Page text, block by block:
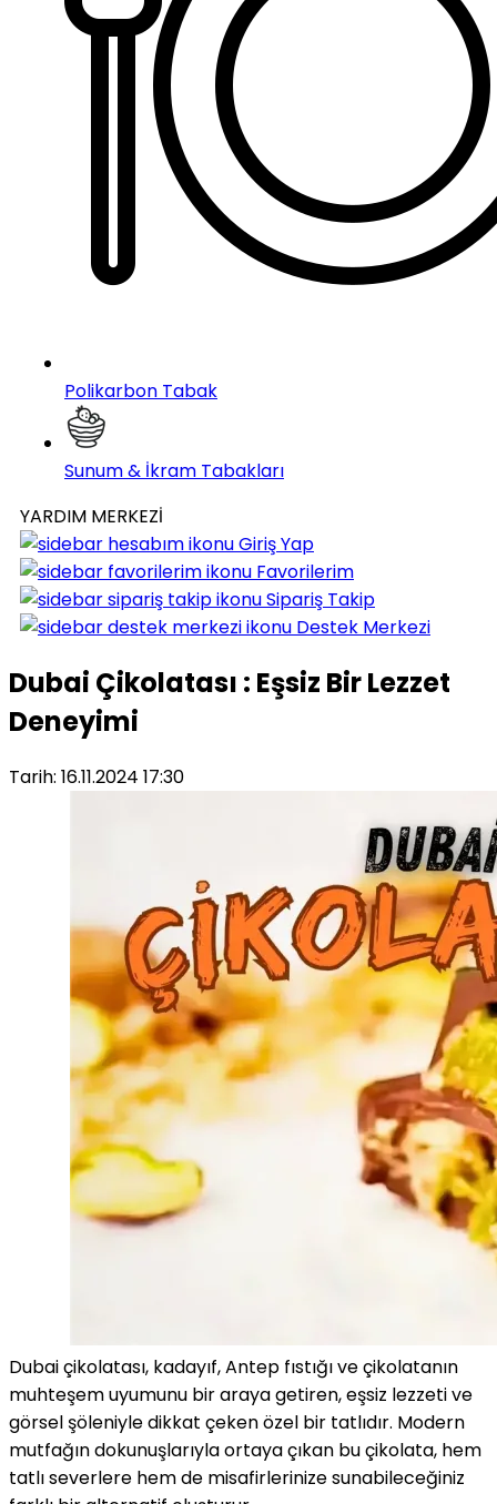
Polikarbon Tabak
Sunum & İkram Tabakları
YARDIM MERKEZİ
Giriş Yap
Favorilerim
Sipariş Takip
Destek Merkezi
Dubai Çikolatası : Eşsiz Bir Lezzet
Deneyimi
Tarih: 16.11.2024 17:30
Dubai çikolatası, kadayıf, Antep fıstığı ve çikolatanın
muhteşem uyumunu bir araya getiren, eşsiz lezzeti ve
görsel şöleniyle dikkat çeken özel bir tatlıdır. Modern
mutfağın dokunuşlarıyla ortaya çıkan bu çikolata, hem
tatlı severlere hem de misafirlerinize sunabileceğiniz